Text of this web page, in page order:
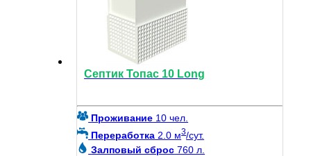
Септик Топас 10 Long
Проживание 10 чел.
Переработка 2.0 м3/сут.
Залповый сброс 760 л.